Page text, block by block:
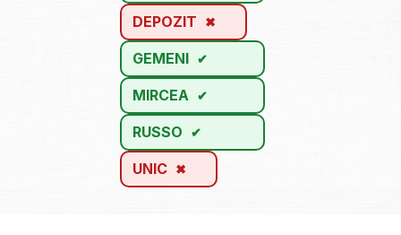
DEPOZIT
GEMENI
MIRCEA
RUSSO
UNIC